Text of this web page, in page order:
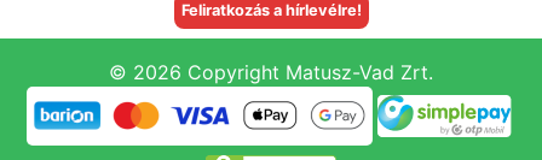
Feliratkozás a hírlevélre!
© 2026 Copyright Matusz-Vad Zrt.